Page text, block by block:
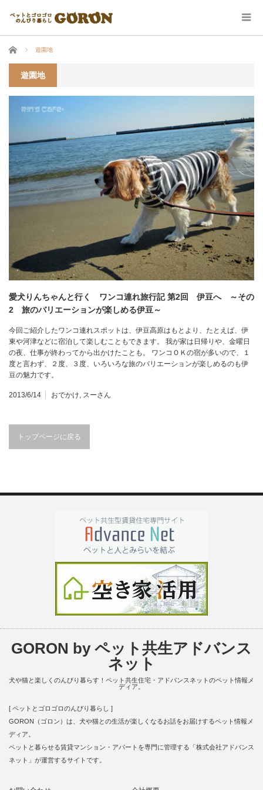
ホーム 遊園地
遊園地
愛犬りんちゃんと行く ワンコ連れ旅行記 第2回 伊豆へ ～その
2 旅のバリエーションが楽しめる伊豆～
今回ご紹介したワンコ連れスポットは、伊豆高原はもとより、たとえば、伊
東や河津などに宿泊して楽しむこともできます。 我が家は日帰りや、金曜日
の夜、仕事が終わってから出かけたことも。 ワンコＯＫの宿が多いので、１
度と言わず、２度、３度、いろいろな旅のバリエーションが楽しめるのも伊
豆の魅力です。
2013/6/14 おでかけ スーさん
トップページに戻る
GORON by ペット共生アドバンス
ネット
犬や猫と楽しくのんびり暮らす！ペット共生住宅・アドバンスネットのペット情報メ
ディア。
[ ペットとゴロゴロのんびり暮らし ]
GORON（ゴロン）は、犬や猫との生活が楽しくなるお話をお届けするペット情報メ
ディア。
ペットと暮らせる賃貸マンション・アパートを専門に管理する「株式会社アドバンス
ネット」が運営するサイトです。